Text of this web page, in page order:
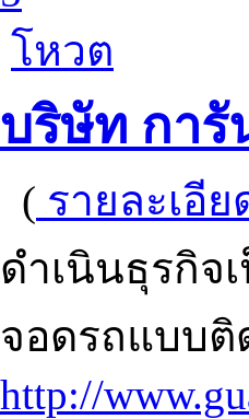
โหวต
บริษัท การั
( รายละเอีย
ดำเนินธุรกิจ
จอดรถแบบ
http://